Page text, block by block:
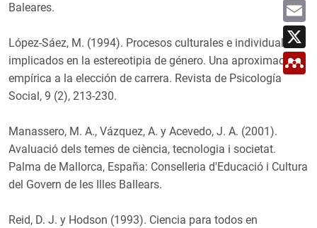
Baleares.
López-Sáez, M. (1994). Procesos culturales e individuales
implicados en la estereotipia de género. Una aproximación
empírica a la elección de carrera. Revista de Psicología
Social, 9 (2), 213-230.
Manassero, M. A., Vázquez, A. y Acevedo, J. A. (2001).
Avaluació dels temes de ciència, tecnologia i societat.
Palma de Mallorca, España: Conselleria d'Educació i Cultura
del Govern de les Illes Ballears.
Reid, D. J. y Hodson (1993). Ciencia para todos en